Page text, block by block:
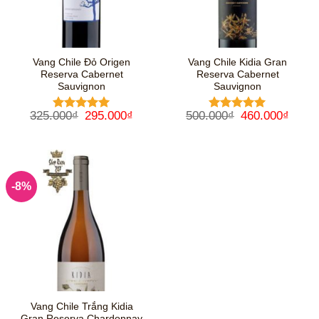
Vang Chile Đỏ Origen
Reserva Cabernet
Sauvignon
Được xếp
325.000₫ Giá
295.000₫
Vang Chile Kidia Gran
Reserva Cabernet
Sauvignon
Được xếp
500.000₫ Giá
460.000₫
-8%
Vang Chile Trắng Kidia